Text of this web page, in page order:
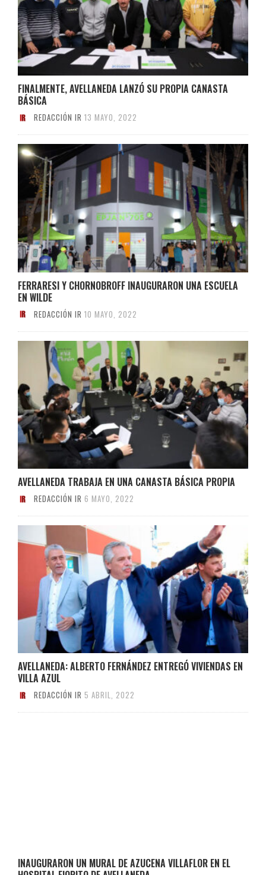
FINALMENTE, AVELLANEDA LANZÓ SU PROPIA CANASTA
BÁSICA
REDACCIÓN IR 13 MAYO, 2022
FERRARESI Y CHORNOBROFF INAUGURARON UNA ESCUELA
EN WILDE
REDACCIÓN IR 10 MAYO, 2022
AVELLANEDA TRABAJA EN UNA CANASTA BÁSICA PROPIA
REDACCIÓN IR 6 MAYO, 2022
AVELLANEDA: ALBERTO FERNÁNDEZ ENTREGÓ VIVIENDAS EN
VILLA AZUL
REDACCIÓN IR 5 ABRIL, 2022
INAUGURARON UN MURAL DE AZUCENA VILLAFLOR EN EL